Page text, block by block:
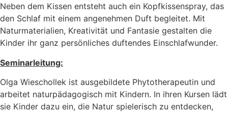
Neben dem Kissen entsteht auch ein Kopfkissenspray, das
den Schlaf mit einem angenehmen Duft begleitet. Mit
Naturmaterialien, Kreativität und Fantasie gestalten die
Kinder ihr ganz persönliches duftendes Einschlafwunder.
Seminarleitung:
Olga Wieschollek ist ausgebildete Phytotherapeutin und
arbeitet naturpädagogisch mit Kindern. In ihren Kursen lädt
sie Kinder dazu ein, die Natur spielerisch zu entdecken,